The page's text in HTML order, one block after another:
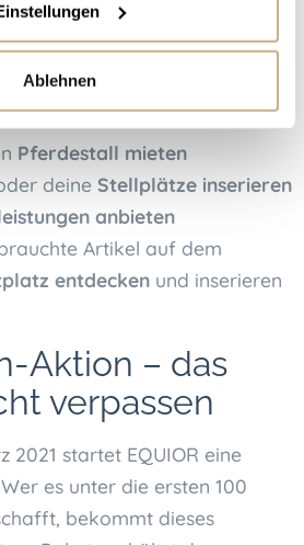
Ablehnen
Blick
kannst du…
Pferdestall mieten
deine Stellplätze inserieren
anbieten
Artikel auf dem
entdecken und inserieren
Aktion – das
verpassen
2021 startet EQUIOR eine
es unter die ersten 100
bekommt dieses